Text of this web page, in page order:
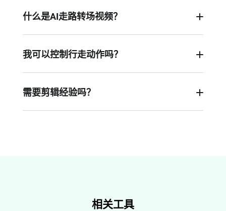
什么是AI走路转场视频？
式。借助 AI 动态生成技术，画面中的人物能够自然
我可以控制行走动作吗？
自定义动作，您可以调整行走速度、风格或方向，
需要剪辑经验吗？
相关工具